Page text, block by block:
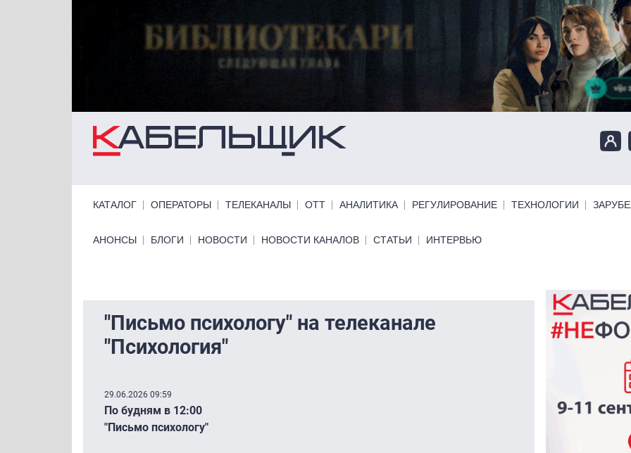
КАТАЛОГ ОПЕРАТОРЫ ТЕЛЕКАНАЛЫ ОТТ АНАЛИТИКА РЕГУЛИРОВАНИЕ ТЕХНОЛОГИИ
Primary links bottom
АНОНСЫ БЛОГИ НОВОСТИ НОВОСТИ КАНАЛОВ СТАТЬИ ИНТЕРВЬЮ
"Письмо психологу" на телеканале
"Психология"
29.06.2026 09:59
По будням в 12:00
"Письмо психологу"